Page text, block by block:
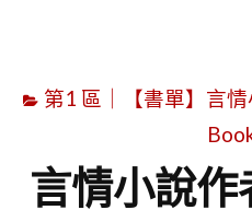
第1 區｜【書單】言
言情小說